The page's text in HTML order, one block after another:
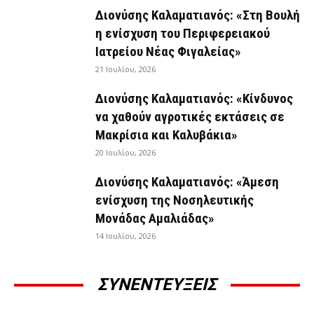
Διονύσης Καλαματιανός: «Στη Βουλή
η ενίσχυση του Περιφερειακού
Ιατρείου Νέας Φιγαλείας»
21 Ιουλίου, 2026
Διονύσης Καλαματιανός: «Κίνδυνος
να χαθούν αγροτικές εκτάσεις σε
Μακρίσια και Καλυβάκια»
20 Ιουλίου, 2026
Διονύσης Καλαματιανός: «Άμεση
ενίσχυση της Νοσηλευτικής
Μονάδας Αμαλιάδας»
14 Ιουλίου, 2026
ΣΥΝΕΝΤΕΥΞΕΙΣ
ΣΥΝΕΝΤΕΎΞΕΙΣ